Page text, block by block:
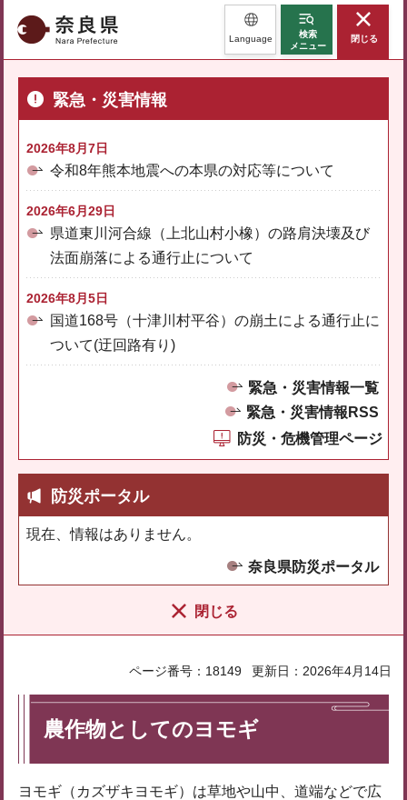
奈良県 Language
検索
メニュー
閉じる
緊急・災害情報
2026年8月7日
令和8年熊本地震への本県の対応等について
2026年6月29日
県道東川河合線（上北山村小橡）の路肩決壊及び
法面崩落による通行止について
2026年8月5日
国道168号（十津川村平谷）の崩土による通行止に
ついて(迂回路有り)
緊急・災害情報一覧
緊急・災害情報RSS
防災・危機管理ページ
防災ポータル
現在、情報はありません。
奈良県防災ポータル
閉じる
ページ番号：18149 更新日：2026年4月14日
農作物としてのヨモギ
ヨモギ（カズザキヨモギ）は草地や山中、道端などで広